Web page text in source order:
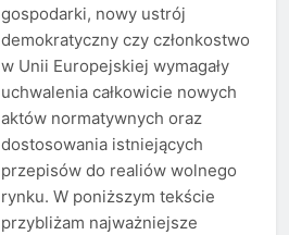
gospodarki, nowy ustrój
demokratyczny czy członkostwo
w Unii Europejskiej wymagały
uchwalenia całkowicie nowych
aktów normatywnych oraz
dostosowania istniejących
przepisów do realiów wolnego
rynku. W poniższym tekście
przybliżam najważniejsze